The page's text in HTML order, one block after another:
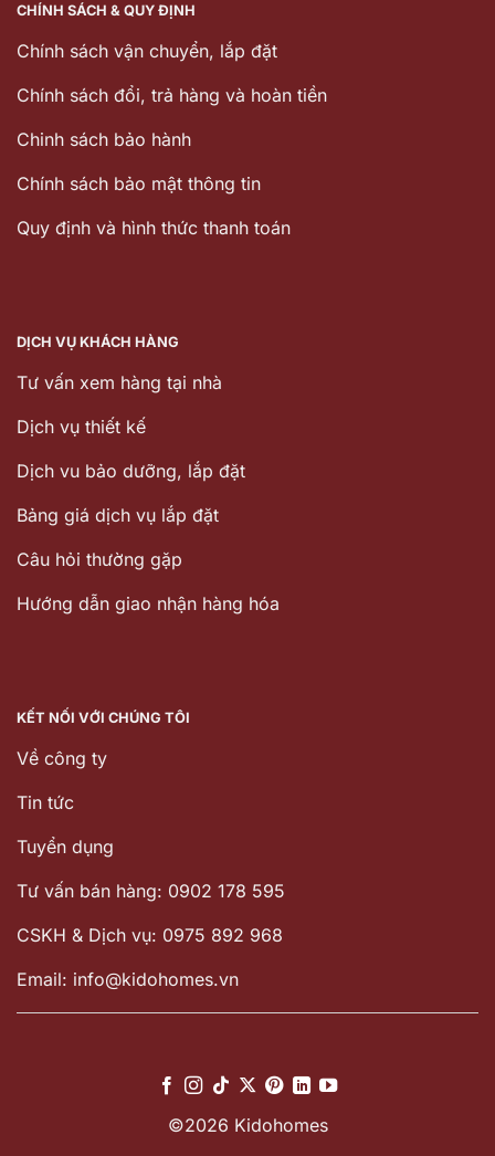
CHÍNH SÁCH & QUY ĐỊNH
Chính sách vận chuyển, lắp đặt
Chính sách đổi, trả hàng và hoàn tiền
Chinh sách bảo hành
Chính sách bảo mật thông tin
Quy định và hình thức thanh toán
DỊCH VỤ KHÁCH HÀNG
Tư vấn xem hàng tại nhà
Dịch vụ thiết kế
Dịch vu bảo dưỡng, lắp đặt
Bảng giá dịch vụ lắp đặt
Câu hỏi thường gặp
Hướng dẫn giao nhận hàng hóa
KẾT NỐI VỚI CHÚNG TÔI
Về công ty
Tin tức
Tuyển dụng
Tư vấn bán hàng: 0902 178 595
CSKH & Dịch vụ: 0975 892 968
Email: info@kidohomes.vn
©2026 Kidohomes